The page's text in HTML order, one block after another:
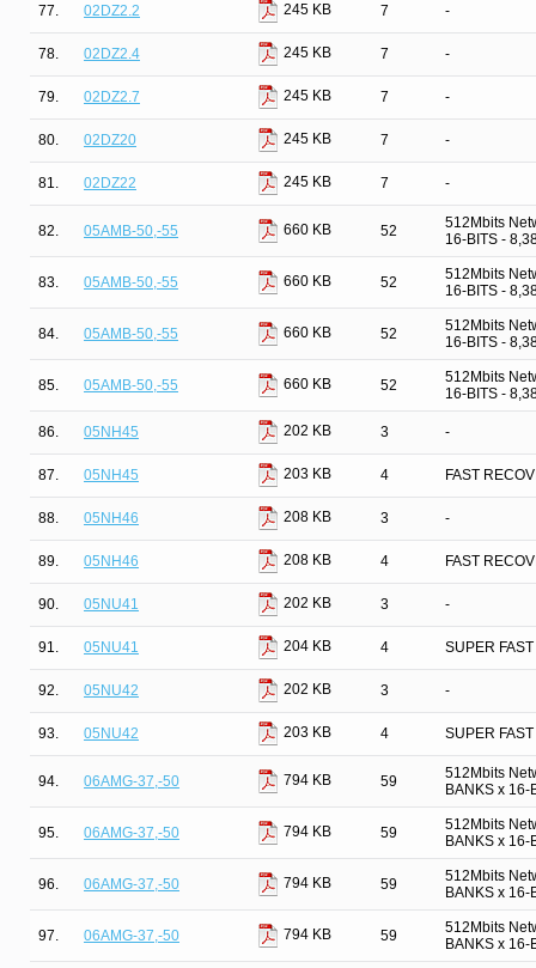
77. 02DZ2.2 245 KB 7 -
78. 02DZ2.4 245 KB 7 -
79. 02DZ2.7 245 KB 7 -
80. 02DZ20 245 KB 7 -
81. 02DZ22 245 KB 7 -
82. 05AMB-50,-55 660 KB 52
512Mbits
16-BITS -
83. 05AMB-50,-55 660 KB 52
512Mbits
16-BITS -
84. 05AMB-50,-55 660 KB 52
512Mbits
16-BITS -
85. 05AMB-50,-55 660 KB 52
512Mbits
16-BITS -
86. 05NH45 202 KB 3 -
87. 05NH45 203 KB 4 FAST
88. 05NH46 208 KB 3 -
89. 05NH46 208 KB 4 FAST
90. 05NU41 202 KB 3 -
91. 05NU41 204 KB 4 SUPER
92. 05NU42 202 KB 3 -
93. 05NU42 203 KB 4 SUPER
94. 06AMG-37,-50 794 KB 59
512Mbits
BANKS x 16-
95. 06AMG-37,-50 794 KB 59
512Mbits
BANKS x 16-
96. 06AMG-37,-50 794 KB 59
512Mbits
BANKS x 16-
97. 06AMG-37,-50 794 KB 59
512Mbits
BANKS x 16-